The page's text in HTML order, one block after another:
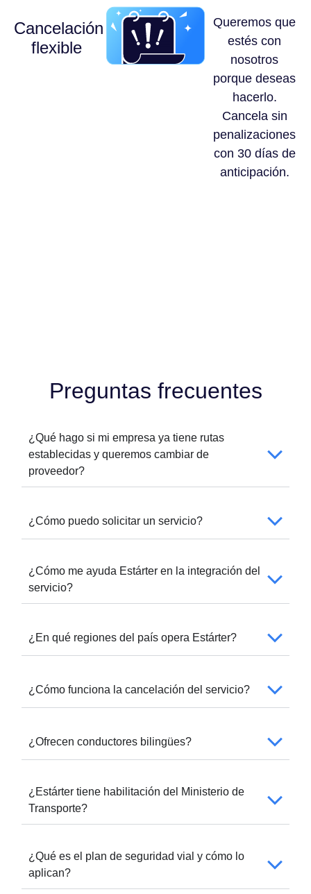
Cancelación
flexible
Queremos que
estés con
nosotros
porque deseas
hacerlo.
Cancela sin
penalizaciones
con 30 días de
anticipación.
Preguntas frecuentes
¿Qué hago si mi empresa ya tiene rutas
establecidas y queremos cambiar de
proveedor?
¿Cómo puedo solicitar un servicio?
¿Cómo me ayuda Estárter en la integración del
servicio?
¿En qué regiones del país opera Estárter?
¿Cómo funciona la cancelación del servicio?
¿Ofrecen conductores bilingües?
¿Estárter tiene habilitación del Ministerio de
Transporte?
¿Qué es el plan de seguridad vial y cómo lo
aplican?